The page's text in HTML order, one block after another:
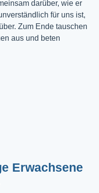
darüber, wie er
für uns ist,
Zum Ende tauschen
aus und beten
Erwachsene